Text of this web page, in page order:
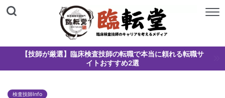
【技師が厳選】臨床検査技師の転職で本当に頼れる転職サ
イトおすすめ2選
検査技師Info